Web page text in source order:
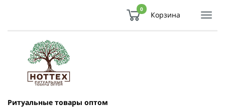
0
Корзина
Ритуальные товары оптом